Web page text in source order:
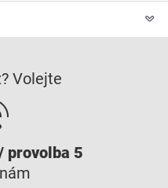
Volejte
provolba 5